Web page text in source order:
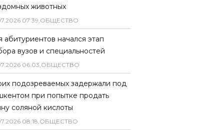
животных
.2026 07:39,ОБЩЕСТВО
абитуриентов начался этап
вузов и специальностей
.2026 06:03,ОБЩЕСТВО
подозреваемых задержали под
при попытке продать
соляной кислоты
.2026 08:18,ОБЩЕСТВО